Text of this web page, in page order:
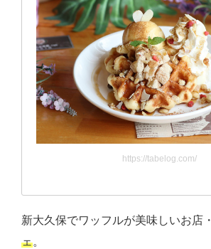
https://tabelog.com/
新大久保でワッフルが美味しいお店・
ェ。